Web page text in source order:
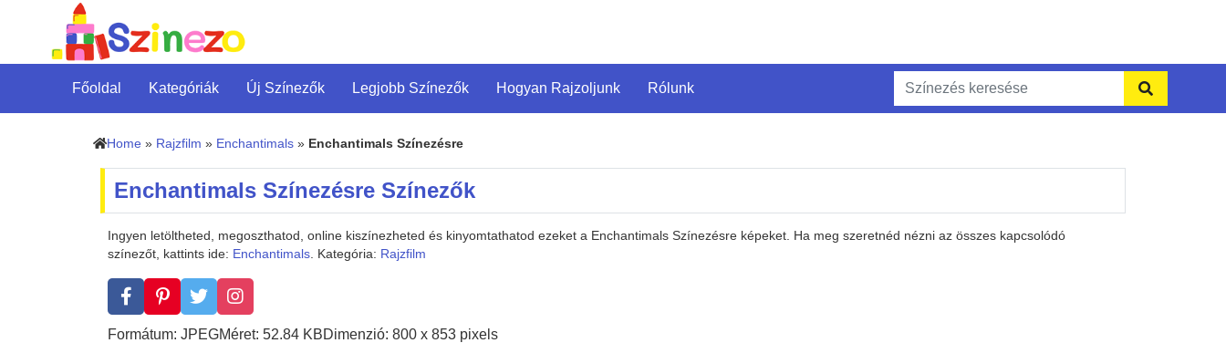
Főoldal Kategóriák Új Színezők Legjobb Színezők Hogyan Rajzoljunk Rólunk
Home » Rajzfilm » Enchantimals » Enchantimals Színezésre
Enchantimals Színezésre Színezők
Ingyen letöltheted, megoszthatod, online kiszínezheted és kinyomtathatod ezeket a Enchantimals Színezésre képeket. Ha meg szeretnéd nézni az összes kapcsolódó
színezőt, kattints ide: Enchantimals. Kategória: Rajzfilm
Formátum: JPEGMéret: 52.84 KBDimenzió: 800 x 853 pixels